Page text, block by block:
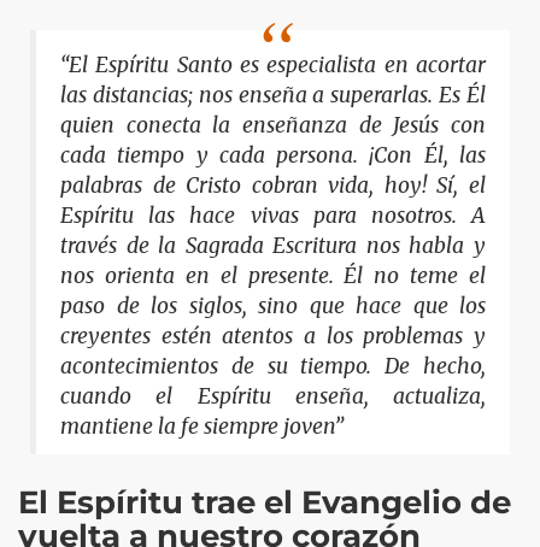
“El Espíritu Santo es especialista en acortar
las distancias; nos enseña a superarlas. Es Él
quien conecta la enseñanza de Jesús con
cada tiempo y cada persona. ¡Con Él, las
palabras de Cristo cobran vida, hoy! Sí, el
Espíritu las hace vivas para nosotros. A
través de la Sagrada Escritura nos habla y
nos orienta en el presente. Él no teme el
paso de los siglos, sino que hace que los
creyentes estén atentos a los problemas y
acontecimientos de su tiempo. De hecho,
cuando el Espíritu enseña, actualiza,
mantiene la fe siempre joven”
El Espíritu trae el Evangelio de
vuelta a nuestro corazón